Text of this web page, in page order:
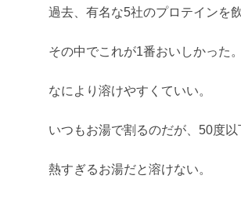
過去、有名な5社のプロテインを
その中でこれが1番おいしかった。
なにより溶けやすくていい。
いつもお湯で割るのだが、50度以
熱すぎるお湯だと溶けない。